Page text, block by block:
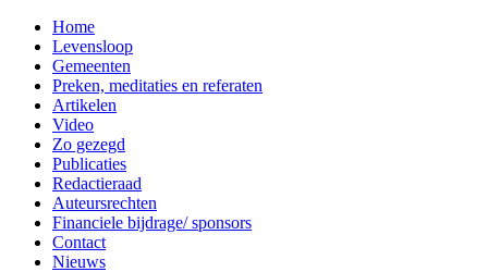
Home
Levensloop
Gemeenten
Preken, meditaties en referaten
Artikelen
Video
Zo gezegd
Publicaties
Redactieraad
Auteursrechten
Financiele bijdrage/ sponsors
Contact
Nieuws